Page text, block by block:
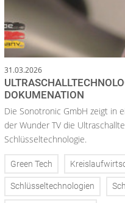
31.03.2026
DOKUMENATION
Die Sonotronic GmbH zeigt in
der Wunder TV die
Schlüsseltechnologie.
Green Tech
Schlüsseltechnologien